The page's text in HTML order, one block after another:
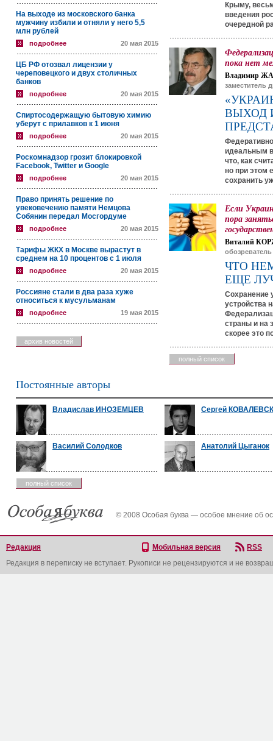
На выходе из московского банка
мужчину избили и отняли у него 5,5
млн рублей
подробнее 20 мая 2015
ЦБ РФ отозвал лицензии у
череповецкого и двух столичных
банков
подробнее 20 мая 2015
Спиртосодержащую бытовую химию
уберут с прилавков к 1 июня
подробнее 20 мая 2015
Роскомнадзор грозит блокировкой
Facebook, Twitter и Google
подробнее 20 мая 2015
Право принять решение по
увековечению памяти Немцова
Собянин передал Мосгордуме
подробнее 20 мая 2015
Тарифы ЖКХ в Москве вырастут в
среднем на 10 процентов с 1 июля
подробнее 20 мая 2015
Россияне стали в два раза хуже
относиться к мусульманам
подробнее 19 мая 2015
архив новостей
Крыму,
введения
очередной
пока нет
Владимир
заместитель
ВЫХОД
идеальным
что, как
но при этом
сохранить
Если
пора
Виталий
ЧТО
ЕЩЕ
Сохранение
устройства
страны и на
скорее это
полный список
Постоянные авторы
Владислав ИНОЗЕМЦЕВ Сергей
Василий Солодков Анатолий Цыганок
полный список
© 2008 Особая буква — особое мнение об
Редакция Мобильная версия
RSS
Редакция в переписку не вступает. Рукописи не рецензируются и не